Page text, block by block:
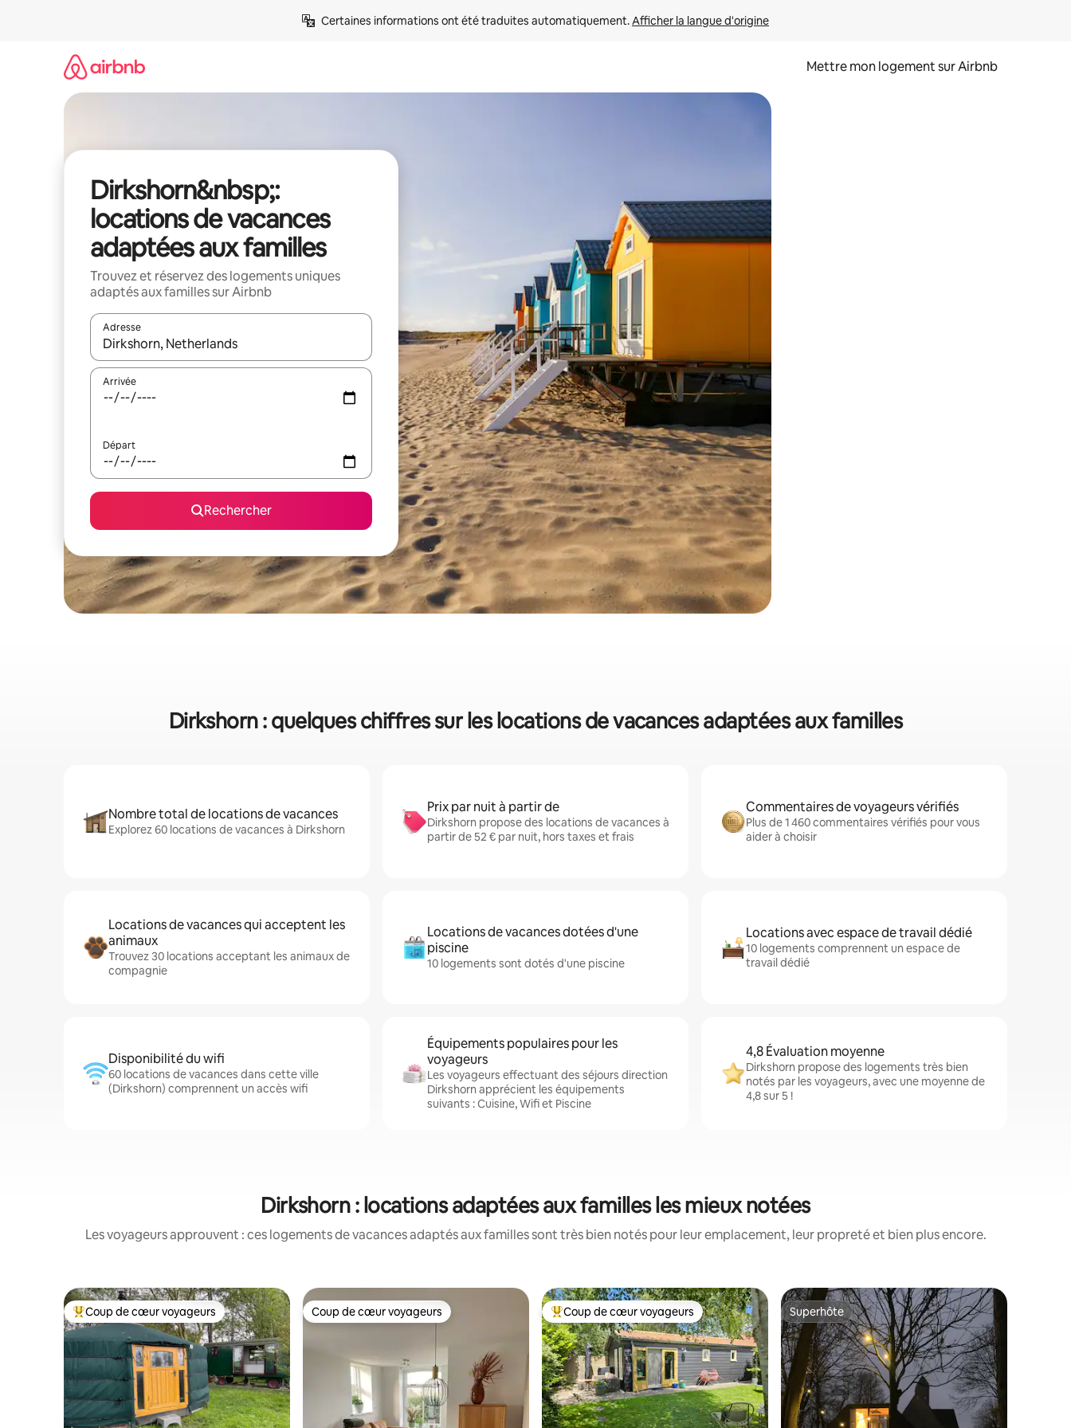
Certaines informations ont été traduites automatiquement. Afficher la langue d'origine
Mettre mon logement sur Airbnb
Dirkshorn&nbsp;:
locations de vacances
adaptées aux familles
Trouvez et réservez des logements uniques
adaptés aux familles sur Airbnb
Adresse
Lorsque les résultats s'affichent, utilisez les flèches vers le haut et vers le bas pour les parcourir ou en appuyant et en faisant glisser.
Arrivée
Départ
Rechercher
Dirkshorn : quelques chiffres sur les locations de vacances adaptées aux familles
Nombre total de locations de vacances
Explorez 60 locations de vacances à Dirkshorn
Prix par nuit à partir de
Dirkshorn propose des locations de vacances à
partir de 52 € par nuit, hors taxes et frais
Commentaires de voyageurs vérifiés
Plus de 1 460 commentaires vérifiés pour vous
aider à choisir
Locations de vacances qui acceptent les
animaux
Trouvez 30 locations acceptant les animaux de
compagnie
Locations de vacances dotées d'une
piscine
10 logements sont dotés d'une piscine
Locations avec espace de travail dédié
10 logements comprennent un espace de
travail dédié
Disponibilité du wifi
60 locations de vacances dans cette ville
(Dirkshorn) comprennent un accès wifi
Équipements populaires pour les
voyageurs
Les voyageurs effectuant des séjours direction
Dirkshorn apprécient les équipements
suivants : Cuisine, Wifi et Piscine
4,8 Évaluation moyenne
Dirkshorn propose des logements très bien
notés par les voyageurs, avec une moyenne de
4,8 sur 5 !
Dirkshorn : locations adaptées aux familles les mieux notées
Les voyageurs approuvent : ces logements de vacances adaptés aux familles sont très bien notés pour leur emplacement, leur propreté et bien plus encore.
Coups de cœur voyageurs les plus appréciés
Coup de cœur voyageurs Coup de cœur voyageurs
Coup de cœur voyageurs Coups de cœur voyageurs les plus appréciés
Coup de cœur voyageurs Superhôte
Superhôte